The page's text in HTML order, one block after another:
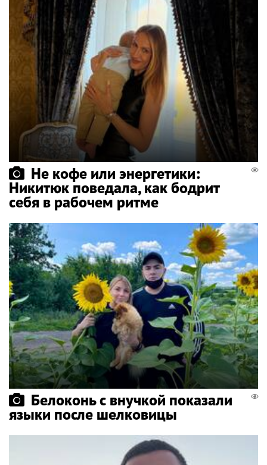
Не кофе или энергетики:
Никитюк поведала, как бодрит
себя в рабочем ритме
Белоконь с внучкой показали
языки после шелковицы